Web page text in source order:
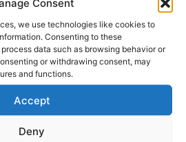
Consent
we use technologies like cookies to
Consenting to these
data such as browsing behavior or
or withdrawing consent, may
and functions.
Accept
Deny
länkar. Om sidan har
301 till en relevant
5xx-fel Felsök
resurser vid behov och
att minska belastning.
måste prioriteras för att inte
Bästa praxis
statuskoder Övervaka